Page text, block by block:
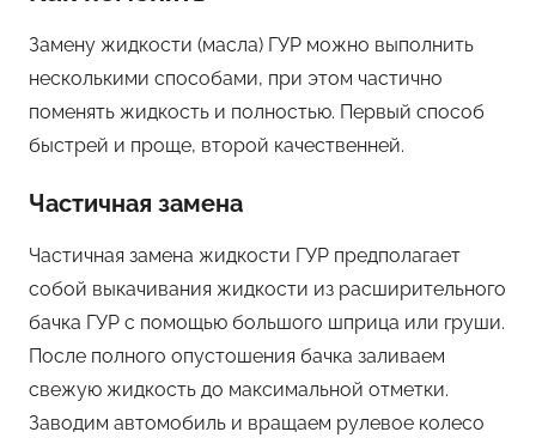
Замену жидкости (масла) ГУР можно выполнить
несколькими способами, при этом частично
поменять жидкость и полностью. Первый способ
быстрей и проще, второй качественней.
Частичная замена
Частичная замена жидкости ГУР предполагает
собой выкачивания жидкости из расширительного
бачка ГУР с помощью большого шприца или груши.
После полного опустошения бачка заливаем
свежую жидкость до максимальной отметки.
Заводим автомобиль и вращаем рулевое колесо